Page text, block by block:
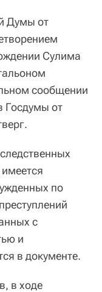
Думы от
Сулима
сообщении
Госдумы от
по
с
и
в документе.
в ходе